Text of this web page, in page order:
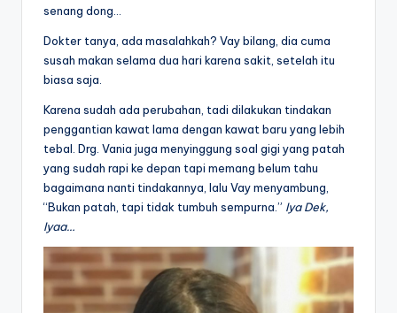
senang dong…
Dokter tanya, ada masalahkah? Vay bilang, dia cuma
susah makan selama dua hari karena sakit, setelah itu
biasa saja.
Karena sudah ada perubahan, tadi dilakukan tindakan
penggantian kawat lama dengan kawat baru yang lebih
tebal. Drg. Vania juga menyinggung soal gigi yang patah
yang sudah rapi ke depan tapi memang belum tahu
bagaimana nanti tindakannya, lalu Vay menyambung,
“Bukan patah, tapi tidak tumbuh sempurna.” Iya Dek,
Iyaa…